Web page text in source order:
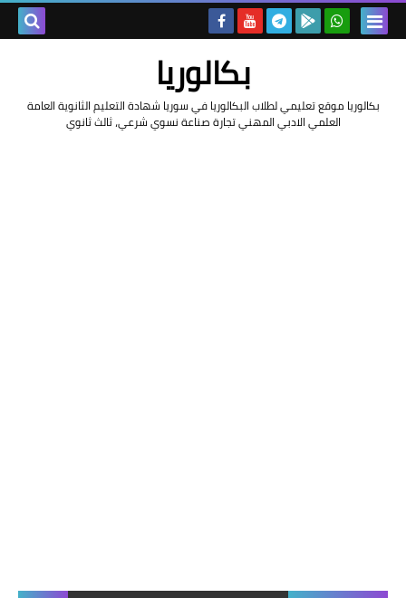
بكالوريا
بكالوريا موقع تعليمي لطلاب البكالوريا في سوريا شهادة التعليم الثانوية العامة
العلمي الادبي المهني تجارة صناعة نسوي شرعي، ثالث ثانوي